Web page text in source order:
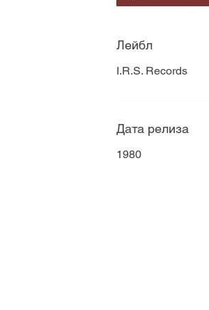
Лейбл
I.R.S. Records
Дата релиза
1980